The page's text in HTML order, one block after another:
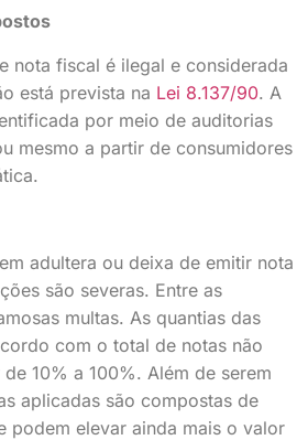
nota fiscal é ilegal e considerada
está prevista na Lei 8.137/90. A
por meio de auditorias
mesmo a partir de consumidores
adultera ou deixa de emitir nota
são severas. Entre as
multas. As quantias das
com o total de notas não
10% a 100%. Além de serem
aplicadas são compostas de
podem elevar ainda mais o valor